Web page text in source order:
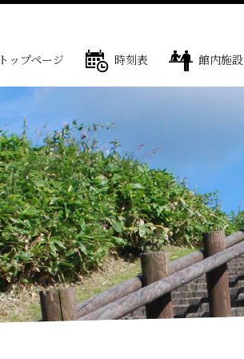
トップページ 時刻表 館内施設